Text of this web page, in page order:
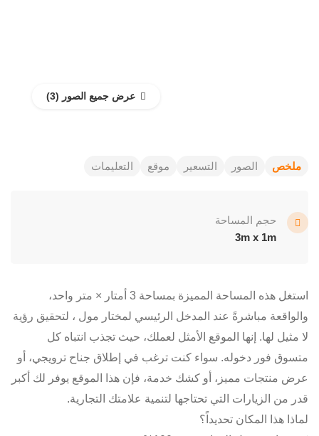
عرض جميع الصور
ملخص الصور التسعير موقع التعليمات
حجم المساحة
3m x 1m
استغل هذه المساحة المميزة بمساحة 3 أمتار × متر واحد،
والواقعة مباشرةً عند المدخل الرئيسي لمختار مول ، لتحقيق رؤية
لا مثيل لها. إنها الموقع الأمثل لعملك، حيث تجذب انتباه كل
متسوق فور دخوله. سواء كنت ترغب في إطلاق جناح ترويجي، أو
عرض منتجات مميز، أو كشك خدمة، فإن هذا الموقع يوفر لك أكبر
قدر من الزيارات التي تحتاجها لتنمية علامتك التجارية.
لماذا هذا المكان تحديداً؟